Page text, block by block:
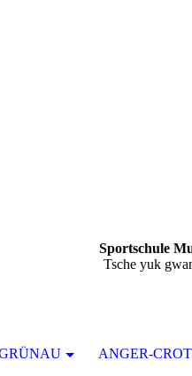
Sportschule
Tsche yuk
ANGER-